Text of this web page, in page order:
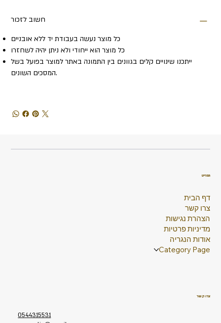
חשוב לזכור
כל מוצר נעשה בעבודת יד ללא אובניים
כל מוצר הוא ייחודי ולא ניתן יהיה לשחזרו
ייתכנו שינויים קלים בגוונים בין התמונה באתר למוצר בפועל בשל
המסכים השונים.
צרו קשר
0544315531
תפריט
דף הבית
צרו קשר
הצהרת נגישות
מדיניות פרטיות
אודות הנגריה
Category Page